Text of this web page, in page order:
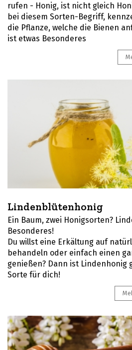
rufen - Honig, ist nicht gleich
bei diesem Sorten-Begriff,
die Pflanze, welche die Bienen
ist etwas Besonderes
Lindenblütenhonig
Ein Baum, zwei Honigsorten?
Besonderes!
Du willst eine Erkältung auf
behandeln oder einfach einen
genießen? Dann ist Lindenhonig
Sorte für dich!